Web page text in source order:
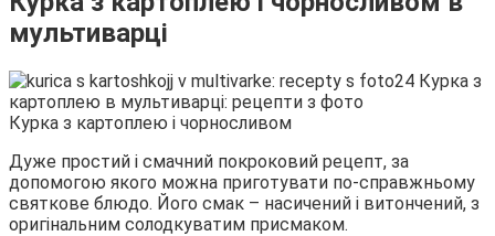
мультиварці
Курка з картоплею і чорносливом
Дуже простий і смачний покроковий рецепт, за
допомогою якого можна приготувати по-справжньому
святкове блюдо. Його смак – насичений і витончений, з
оригінальним солодкуватим присмаком.